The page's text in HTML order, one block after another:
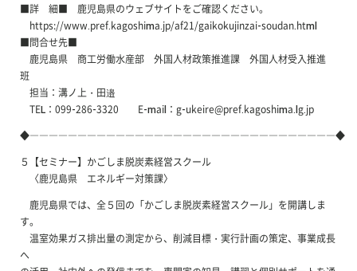
■詳 細■ 鹿児島県のウェブサイトをご確認ください。
https://www.pref.kagoshima.jp/af21/gaikokujinzai-soudan.html
■問合せ先■
鹿児島県 商工労働水産部 外国人材政策推進課 外国人材受入推進
班
担当：溝ノ上・田邉
TEL：099-286-3320 E-mail：g-ukeire@pref.kagoshima.lg.jp
◆――――――――――――――――――――――――――――――――◆
５【セミナー】かごしま脱炭素経営スクール
〈鹿児島県 エネルギー対策課〉
鹿児島県では、全５回の「かごしま脱炭素経営スクール」を開講しま
す。
温室効果ガス排出量の測定から、削減目標・実行計画の策定、事業成長
へ